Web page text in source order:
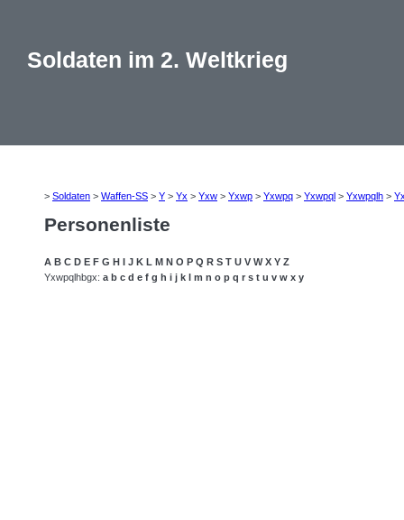
Soldaten im 2. Weltkrieg
> Soldaten > Waffen-SS > Y > Yx > Yxw > Yxwp > Yxwpq > Yxwpql > Yxwpqlh >
Personenliste
A B C D E F G H I J K L M N O P Q R S T U V W X Y Z
Yxwpqlhbgx: a b c d e f g h i j k l m n o p q r s t u v w x y